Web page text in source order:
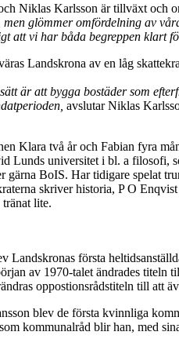
Niklas Karlsson är tillväxt och
glömmer omfördelning av
att vi har båda begreppen klart
Landskrona av en låg
är att bygga bostäder som
avslutar Niklas
Klara två år och Fabian fyra
Lunds universitet i bl. a filosofi,
BoIS. Har tidigare spelat
skriver historia, P O
lite.
Landskronas första
av 1970-talet ändrades
oppostionsrådstiteln till att
blev de första kvinnliga
kommunalråd blir han, med